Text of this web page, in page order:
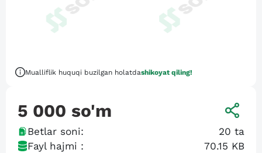
Mualliflik huquqi buzilgan holatdashikoyat qiling!
5 000 so'm
Betlar soni: 20 ta
Fayl hajmi :
70.15 KB